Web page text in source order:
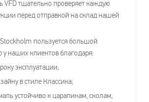
VFD тщательно проверяет каждую
перед отправкой на склад нашей
пользуется большой
у наших клиентов благодаря:
эксплуатации;
в стиле Классика;
устойчиво к царапинам, сколам,